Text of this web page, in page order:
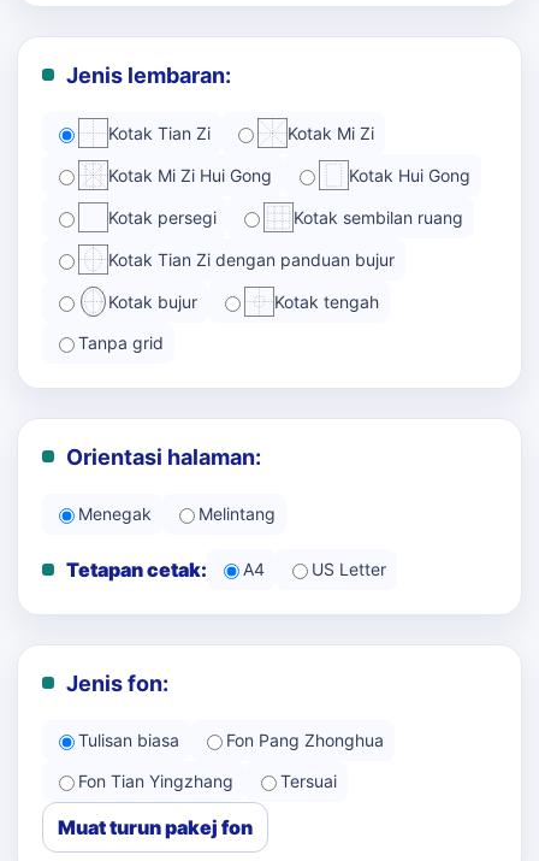
Jenis lembaran:
Kotak Tian Zi Kotak Mi Zi
Kotak Mi Zi Hui Gong Kotak Hui Gong
Kotak persegi Kotak sembilan ruang
Kotak Tian Zi dengan panduan bujur
Kotak bujur Kotak tengah
Tanpa grid
Orientasi halaman:
Menegak Melintang
Tetapan cetak: A4 US Letter
Jenis fon:
Tulisan biasa
Fon Pang Zhonghua
Fon Tian Yingzhang
Tersuai
Muat turun pakej fon